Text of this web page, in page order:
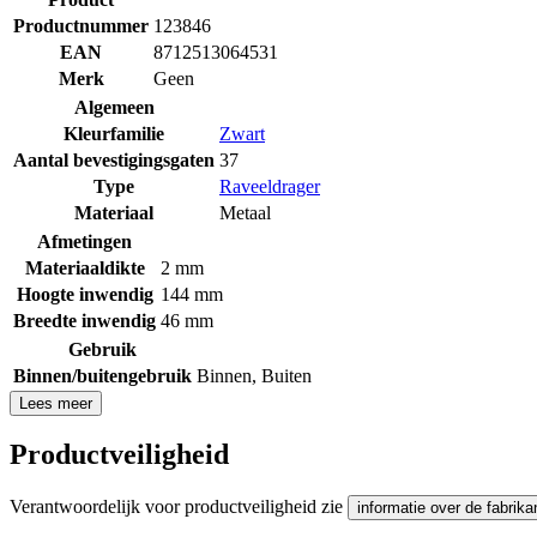
Productnummer 123846
EAN
8712513064531
Merk
Geen
Algemeen
Kleurfamilie
Zwart
Aantal bevestigingsgaten 37
Type
Raveeldrager
Materiaal
Metaal
Afmetingen
Materiaaldikte
2 mm
Hoogte inwendig 144 mm
Breedte inwendig 46 mm
Gebruik
Binnen/buitengebruik Binnen, Buiten
Lees meer
Productveiligheid
Verantwoordelijk voor productveiligheid zie informatie over de